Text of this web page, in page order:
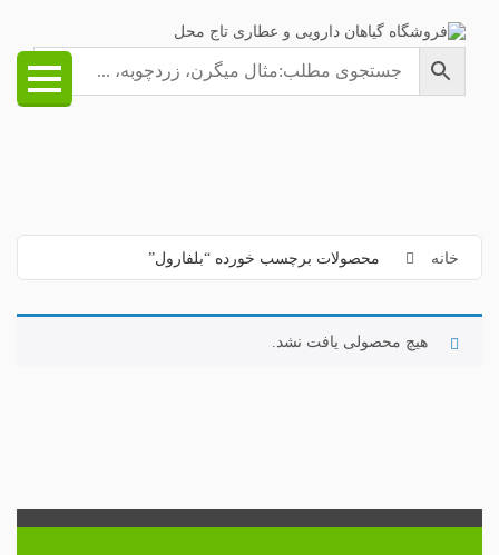
خانه محصولات برچسب خورده “بلفارول”
هیچ محصولی یافت نشد.